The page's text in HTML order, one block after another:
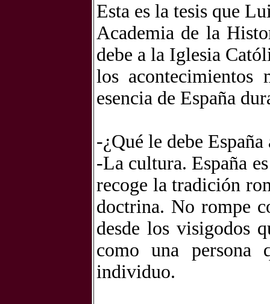
Esta es la tesis que
Academia de la
debe a la Iglesia
los acontecimientos
esencia de España
-¿Qué le debe
-La cultura. España
recoge la tradición
doctrina. No rompe
desde los visigodos
como una persona
individuo.